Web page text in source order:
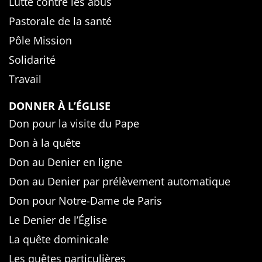
Pastorale de la santé
Pôle Mission
Solidarité
Travail
DONNER À L’ÉGLISE
Don pour la visite du Pape
Don à la quête
Don au Denier en ligne
Don au Denier par prélèvement automatique
Don pour Notre-Dame de Paris
Le Denier de l’Église
La quête dominicale
Les quêtes particulières